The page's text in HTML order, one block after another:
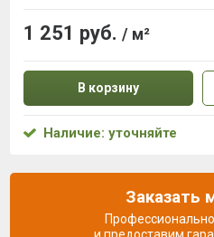
1 251 руб. / м²
В корзину
Наличие: уточняйте
Заказать